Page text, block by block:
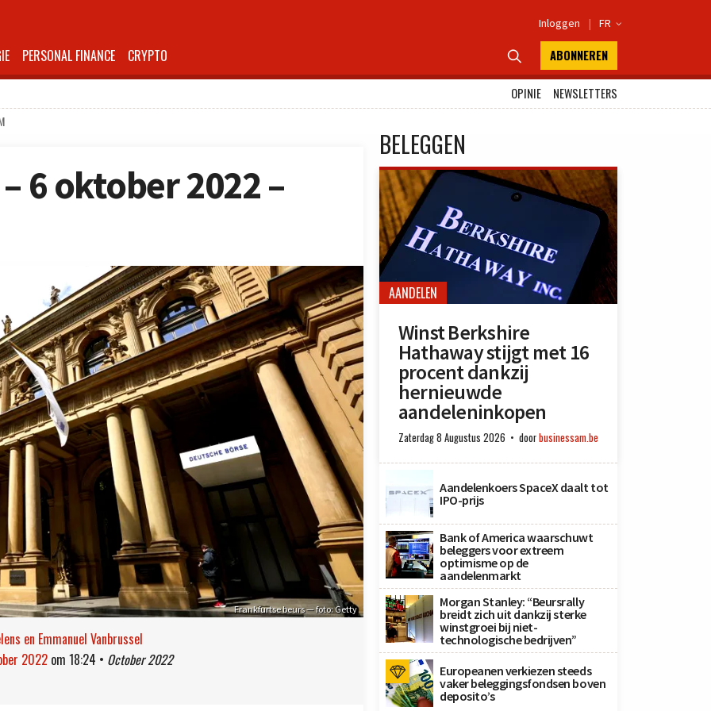
Inloggen | FR 
PERSONAL FINANCE CRYPTO  ABONNEREN
OPINIE
NEWSLETTERS
6 oktober 2022 –
Frankfurtse beurs — foto: Getty
en Emmanuel Vanbrussel
2022 om 18:24 • October 2022
BELEGGEN
AANDELEN
Winst Berkshire
Hathaway stijgt met 16
procent dankzij
hernieuwde
aandeleninkopen
Zaterdag 8 Augustus 2026 doorbusinessam.be
Aandelenkoers SpaceX daalt tot
IPO-prijs
Bank of America waarschuwt
beleggers voor extreem
optimisme op de
aandelenmarkt
Morgan Stanley: “Beursrally
breidt zich uit dankzij sterke
winstgroei bij niet-
technologische bedrijven”
Europeanen verkiezen steeds
vaker beleggingsfondsen boven
deposito’s